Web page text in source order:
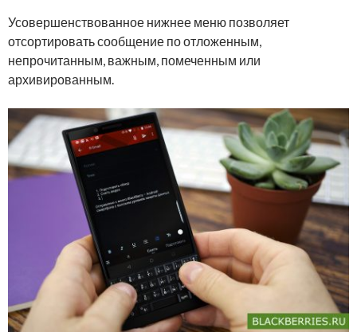
Усовершенствованное нижнее меню позволяет
отсортировать сообщение по отложенным,
непрочитанным, важным, помеченным или
архивированным.